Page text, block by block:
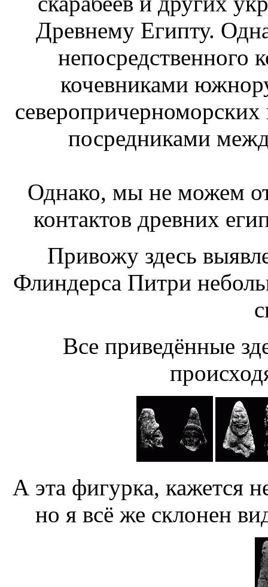
Древнему Египту.
непосредственного
кочевниками
посредниками
Однако, мы не можем
контактов древних
Привожу здесь
Флиндерса Питри
Все приведённые
А эта фигурка, кажется
но я всё же склонен